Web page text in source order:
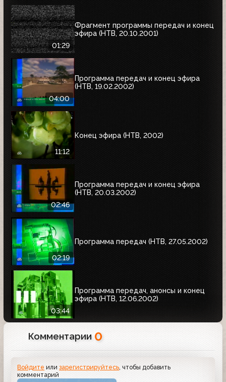
01:29
Фрагмент программы передач и конец
эфира (НТВ, 20.10.2001)
04:00
Программа передач и конец эфира
(НТВ, 19.02.2002)
11:12
Конец эфира (НТВ, 2002)
02:46
Программа передач и конец эфира
(НТВ, 20.03.2002)
02:19
Программа передач (НТВ, 27.05.2002)
03:44
Программа передач, анонсы и конец
эфира (НТВ, 12.06.2002)
Комментарии 0
Войдите илизарегистрируйтесь, чтобы добавить
комментарий